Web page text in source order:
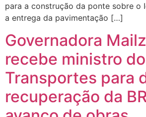
para a construção da ponte sobre o
a entrega da pavimentação […]
Governadora
recebe ministro
Transportes para
recuperação da